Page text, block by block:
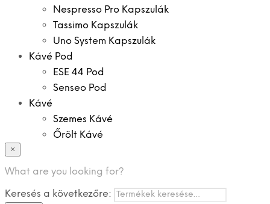
Nespresso Pro Kapszulák
Tassimo Kapszulák
Uno System Kapszulák
Kávé Pod
ESE 44 Pod
Senseo Pod
Kávé
Szemes Kávé
Őrölt Kávé
Instant Kávé
Zacskó Tea
×
What are you looking for?
Keresés a következőre: